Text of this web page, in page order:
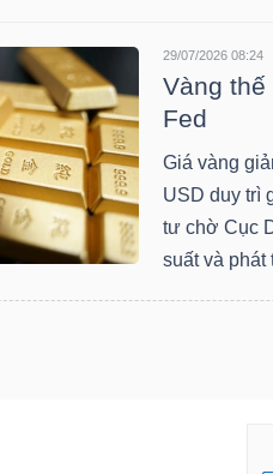
29/07/2026 08:24
Vàng
Fed
Giá vàng
USD duy trì
tư chờ Cục
suất và phát